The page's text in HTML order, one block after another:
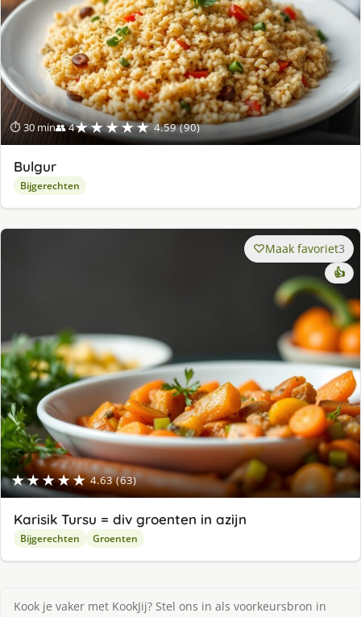
⏱ 30 min👥 4★★★★★ 4.59 (90)
Bulgur
Bijgerechten
★★★★★ 4.63 (63)
Maak favoriet3
👍
Karisik Tursu = div groenten in azijn
Bijgerechten Groenten
Kook je vaker met KookJij? Stel ons in als voorkeursbron in